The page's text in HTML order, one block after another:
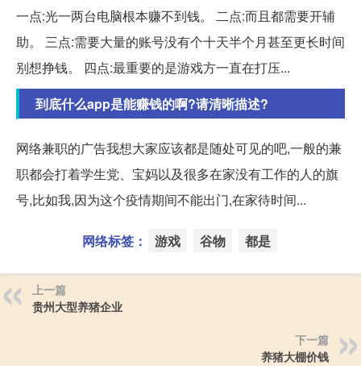
一点:光一两台电脑根本赚不到钱。 二点:而且都需要开辅
助。 三点:需要大量的账号没有个十天半个月甚至更长时间
别想挣钱。 四点:最重要的是游戏方一直在打压...
到底什么app是能赚钱的啊?请清晰描述?
网络兼职的广告我想大家应该都是随处可见的吧,一般的兼
职都会打着学生党、宝妈以及很多在家没有工作的人的旗
号,比如我,因为这个疫情期间不能出门,在家待时间...
网络标签： 游戏 谷物 都是
上一篇
贵州大型养猪企业
下一篇
养猪大棚价钱